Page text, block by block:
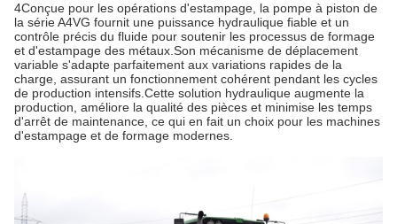
4Conçue pour les opérations d'estampage, la pompe à piston de
la série A4VG fournit une puissance hydraulique fiable et un
contrôle précis du fluide pour soutenir les processus de formage
et d'estampage des métaux.Son mécanisme de déplacement
variable s'adapte parfaitement aux variations rapides de la
charge, assurant un fonctionnement cohérent pendant les cycles
de production intensifs.Cette solution hydraulique augmente la
production, améliore la qualité des pièces et minimise les temps
d'arrêt de maintenance, ce qui en fait un choix pour les machines
d'estampage et de formage modernes.